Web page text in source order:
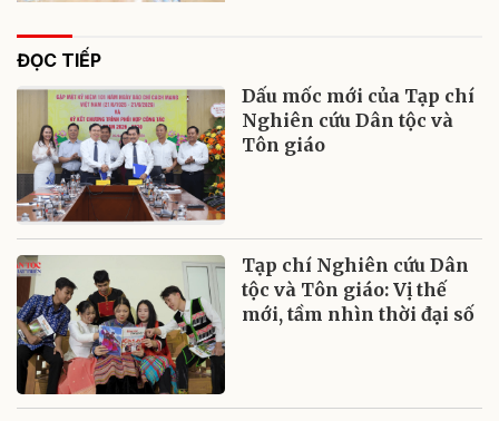
ĐỌC TIẾP
Dấu mốc mới của Tạp chí
Nghiên cứu Dân tộc và
Tôn giáo
Tạp chí Nghiên cứu Dân
tộc và Tôn giáo: Vị thế
mới, tầm nhìn thời đại số